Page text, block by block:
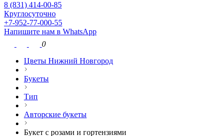
8 (831) 414-00-85
Круглосуточно
+7-952-77-000-55
Напишите нам в WhatsApp
0
Цветы Нижний Новгород
Букеты
Тип
Авторские букеты
Букет с розами и гортензиями